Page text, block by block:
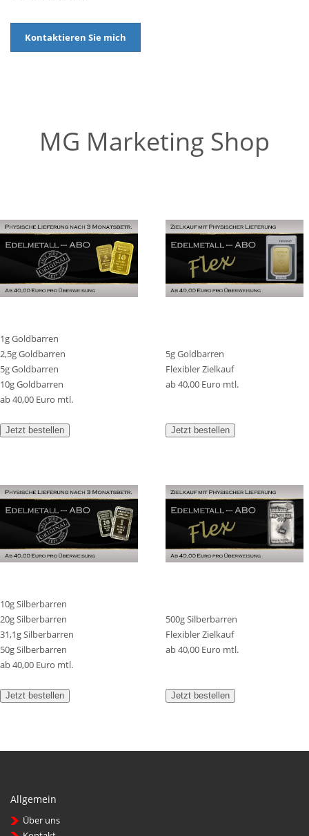
Kontaktieren Sie mich
MG Marketing Shop
1g Goldbarren
2,5g Goldbarren
5g Goldbarren
10g Goldbarren
ab 40,00 Euro mtl.
5g Goldbarren
Flexibler Zielkauf
ab 40,00 Euro mtl.
Jetzt bestellen Jetzt bestellen
10g Silberbarren
20g Silberbarren
31,1g Silberbarren
50g Silberbarren
ab 40,00 Euro mtl.
500g Silberbarren
Flexibler Zielkauf
ab 40,00 Euro mtl.
Jetzt bestellen Jetzt bestellen
Allgemein
Über uns